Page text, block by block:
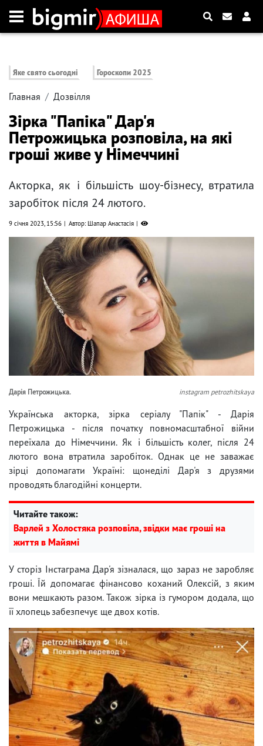
Яке свято сьогодні Гороскопи 2025
Главная Дозвілля
Зірка "Папіка" Дар'я
Петрожицька розповіла, на які
гроші живе у Німеччині
Акторка, як і більшість шоу-бізнесу, втратила
заробіток після 24 лютого.
9 січня 2023, 15:56 Автор: Шапар Анастасія
Дарія Петрожицька. instagram petrozhitskaya
Українська акторка, зірка серіалу "Папік" - Дарія
Петрожицька - після початку повномасштабної війни
переїхала до Німеччини. Як і більшість колег, після 24
лютого вона втратила заробіток. Однак це не заважає
зірці допомагати Україні: щонеділі Дар'я з друзями
проводять благодійні концерти.
Читайте також:
Варлей з Холостяка розповіла, звідки має гроші на
життя в Майямі
У сторіз Інстаграма Дар'я зізналася, що зараз не заробляє
гроші. Їй допомагає фінансово коханий Олексій, з яким
вони мешкають разом. Також зірка із гумором додала, що
її хлопець забезпечує ще двох котів.